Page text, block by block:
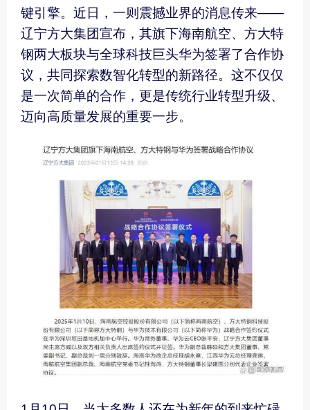
键引擎。近日，一则震撼业界的消息传来——
辽宁方大集团宣布，其旗下海南航空、方大特
钢两大板块与全球科技巨头华为签署了合作协
议，共同探索数智化转型的新路径。这不仅仅
是一次简单的合作，更是传统行业转型升级、
迈向高质量发展的重要一步。